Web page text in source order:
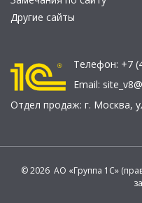
Другие сайты
Телефон: +7
Email:
Отдел продаж: г. Москва,
© 2026 АО «Группа 1С»